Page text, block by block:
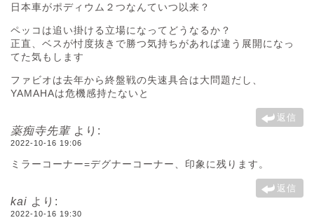
日本車がポディウム２つなんていつ以来？
ペッコは追い掛ける立場になってどうなるか？
正直、ベスが忖度抜きで勝つ気持ちがあれば違う展開になっ
てた気もします
ファビオは去年から終盤戦の失速具合は大問題だし、
YAMAHAは危機感持たないと
返信
薬痴寺先輩 より:
2022-10-16 19:06
ミラーコーナー=デグナーコーナー、印象に残ります。
返信
kai より:
2022-10-16 19:30